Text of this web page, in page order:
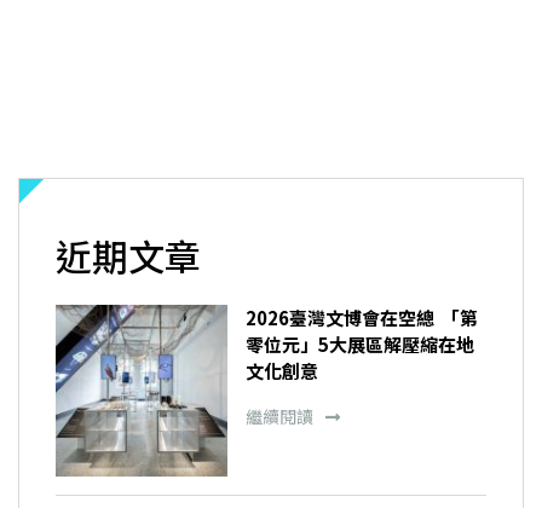
近期文章
2026臺灣文博會在空總 「第
零位元」5大展區解壓縮在地
文化創意
繼續閱讀